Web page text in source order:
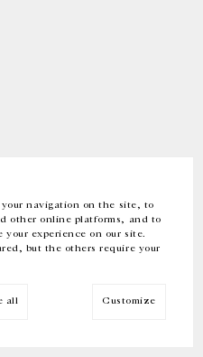
navigation on the site, to
other online platforms, and to
your experience on our site.
but the others require your
all Customize